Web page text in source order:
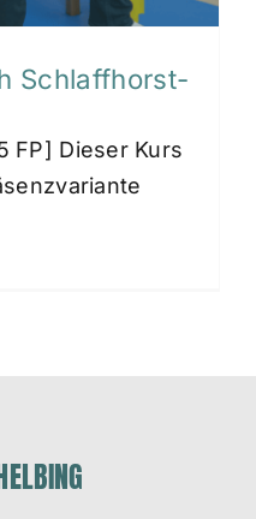
Schlaffhorst-
FP] Dieser Kurs